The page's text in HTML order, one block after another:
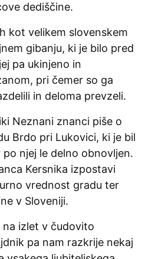
dediščine.
kot velikem slovenskem
gibanju, ki je bilo pred
pa ukinjeno in
pri čemer so ga
in deloma prevzeli.
Neznani znanci piše o
Brdo pri Lukovici, ki je bil
njej le delno obnovljen.
Kersnika izpostavi
vrednost gradu ter
v Sloveniji.
na izlet v čudovito
pa nam razkrije nekaj